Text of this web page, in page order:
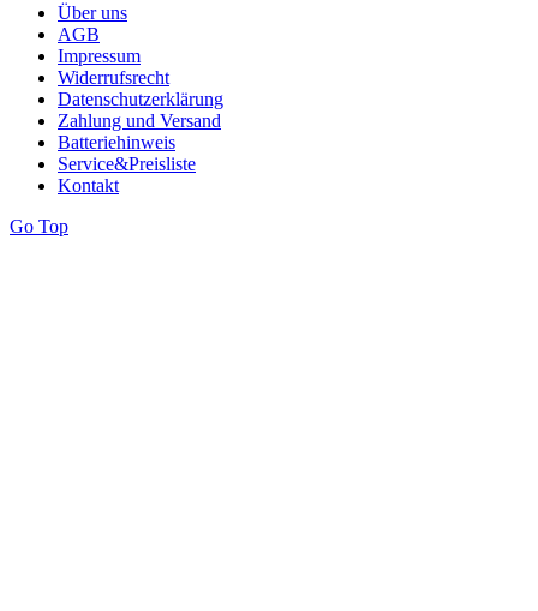
Über uns
AGB
Impressum
Widerrufsrecht
Datenschutzerklärung
Zahlung und Versand
Batteriehinweis
Service&Preisliste
Kontakt
Go Top